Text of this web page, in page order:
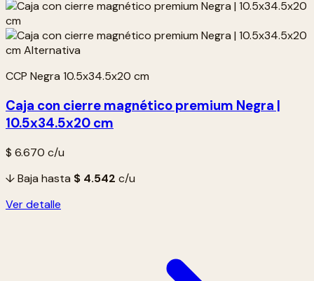
CCP Negra 10.5x34.5x20 cm
Caja con cierre magnético premium Negra |
10.5x34.5x20 cm
$ 6.670 c/u
↓ Baja hasta $ 4.542 c/u
Ver detalle